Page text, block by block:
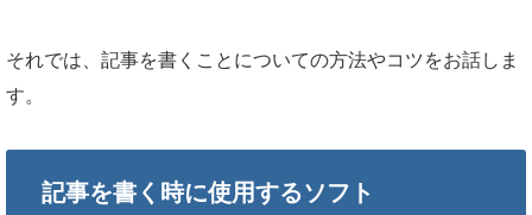
それでは、記事を書くことについての方法やコツをお話しま
す。
記事を書く時に使用するソフト